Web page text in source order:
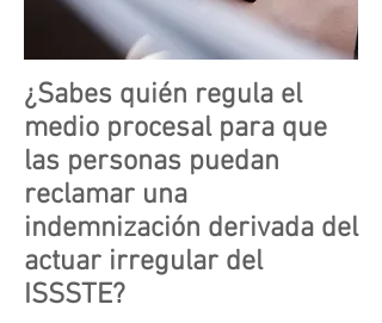
¿Sabes quién regula el
medio procesal para que
las personas puedan
reclamar una
indemnización derivada del
actuar irregular del
ISSSTE?